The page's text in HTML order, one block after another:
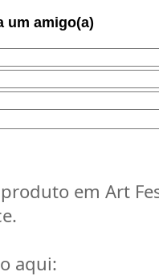
um amigo(a)